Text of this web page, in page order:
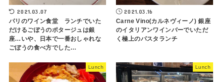
2021.03.07
パリのワイン食堂 ランチでいた
だけるごぼうのポタージュは銀
座…いや、日本で一番おしゃれな
ごぼうの食べ方でした…
2021.03.16
Carne Vino(カルネヴィーノ) 銀座
のイタリアンワインバーでいただ
く極上のパスタランチ
Lunch Lunch